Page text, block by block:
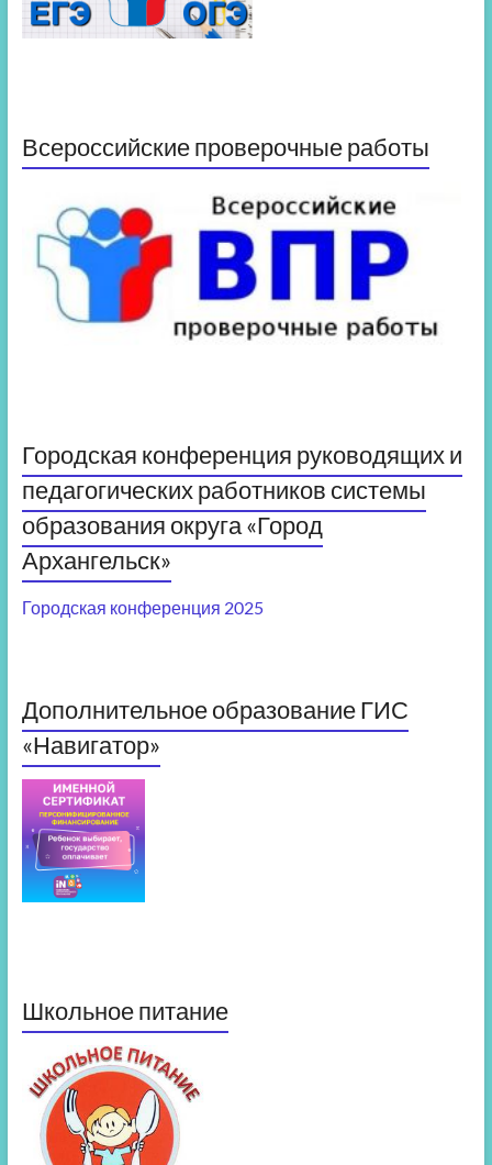
Всероссийские проверочные работы
Городская конференция руководящих и
педагогических работников системы
образования округа «Город
Архангельск»
Городская конференция 2025
Дополнительное образование ГИС
«Навигатор»
Школьное питание